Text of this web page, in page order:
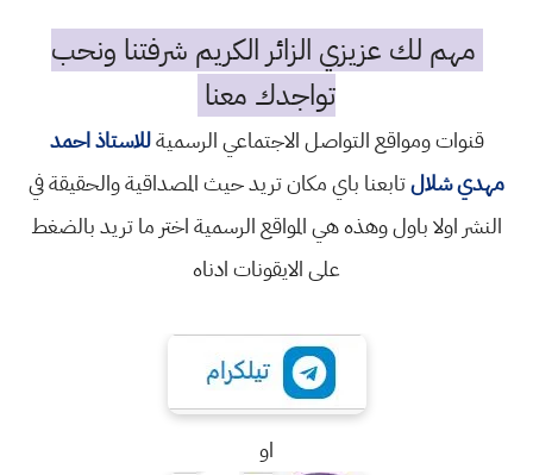
مهم لك عزيزي الزائر الكريم شرفتنا ونحب
تواجدك معنا
قنوات ومواقع التواصل الاجتماعي الرسميةللاستاذ احمد
مهدي شلالتابعنا باي مكان تريد حيث المصداقية والحقيقة في
النشر اولا باول وهذه هي المواقع الرسمية اختر ما تريد بالضغط
على الايقونات ادناه
او